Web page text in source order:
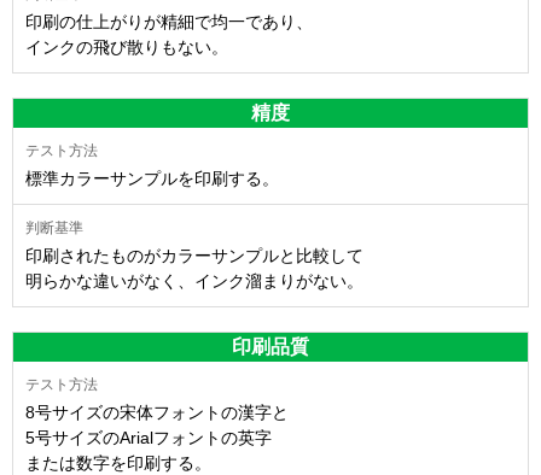
印刷の仕上がりが精細で均一であり、
インクの飛び散りもない。
精度
標準カラーサンプルを印刷する。
印刷されたものがカラーサンプルと比較して
明らかな違いがなく、インク溜まりがない。
印刷品質
8号サイズの宋体フォントの漢字と
5号サイズのArialフォントの英字
または数字を印刷する。